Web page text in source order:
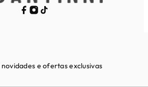
e ofertas exclusivas